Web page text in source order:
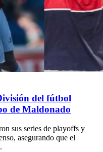
del fútbol
de Maldonado
sus series de playoffs y
asegurando que el